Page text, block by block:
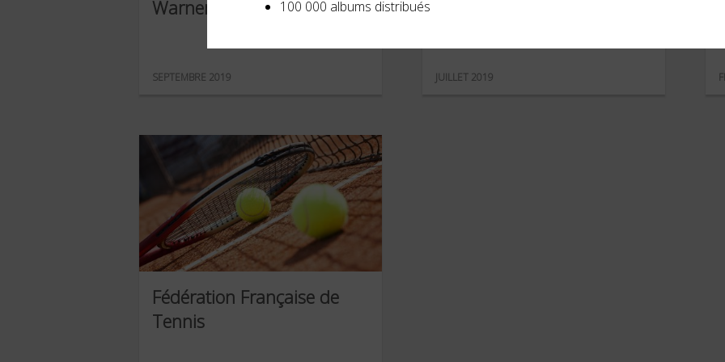
Warner
SEPTEMBRE 2019 JUILLET 2019
100 000 albums distribués
Fédération Française de
Tennis